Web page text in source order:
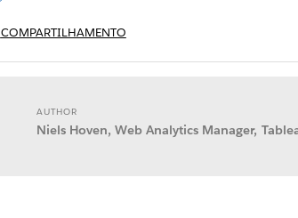
COMPARTILHAMENTO
AUTHOR
Niels Hoven, Web Analytics Manager,